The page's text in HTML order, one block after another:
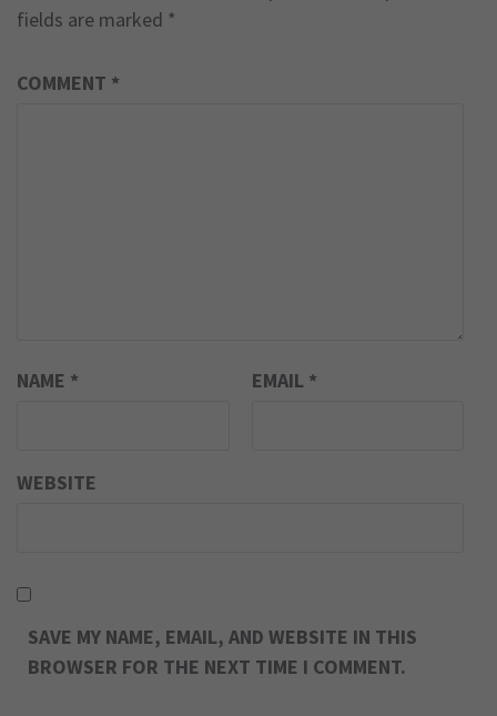
fields are marked *
COMMENT *
NAME * EMAIL *
WEBSITE
SAVE MY NAME, EMAIL, AND WEBSITE IN THIS
BROWSER FOR THE NEXT TIME I COMMENT.